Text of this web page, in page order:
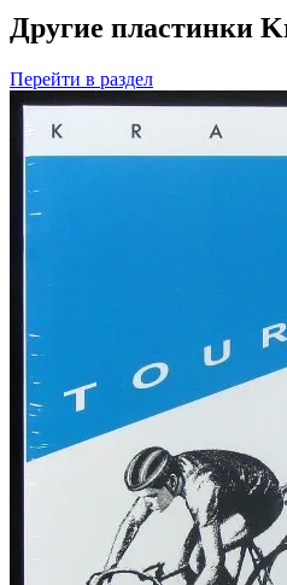
Другие пластинки
Перейти в раздел